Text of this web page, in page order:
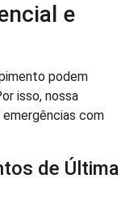
e
podem
isso, nossa
com
de Última